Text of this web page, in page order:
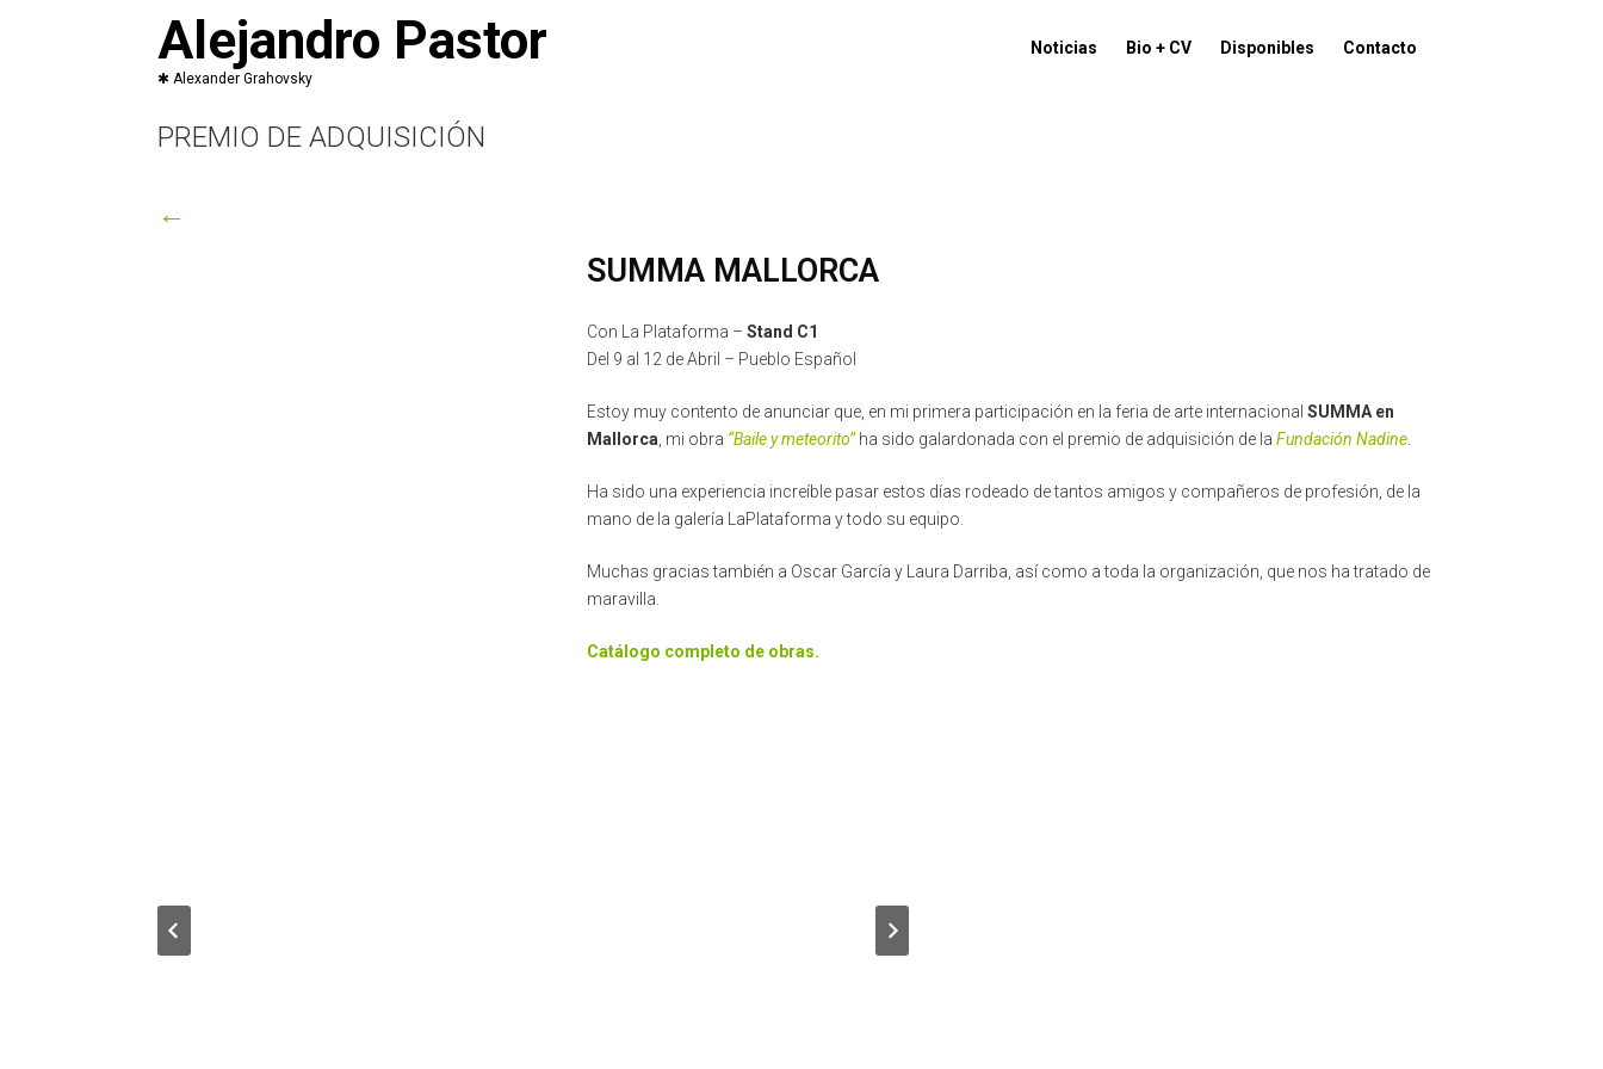
Alejandro Pastor Noticias Bio + CV Disponibles Contacto
PREMIO DE ADQUISICIÓN
←
SUMMA MALLORCA
Con La Plataforma – Stand C1
Del 9 al 12 de Abril – Pueblo Español
Estoy muy contento de anunciar que, en mi primera participación en la feria de arte internacional SUMMA en
Mallorca , mi obra “Baile y meteorito”ha sido galardonada con el premio de adquisición de la Fundación Nadine.
Ha sido una experiencia increíble pasar estos días rodeado de tantos amigos y compañeros de profesión, de la
mano de la galería LaPlataforma y todo su equipo.
Muchas gracias también a Oscar García y Laura Darriba, así como a toda la organización, que nos ha tratado de
maravilla.
Catálogo completo de obras.